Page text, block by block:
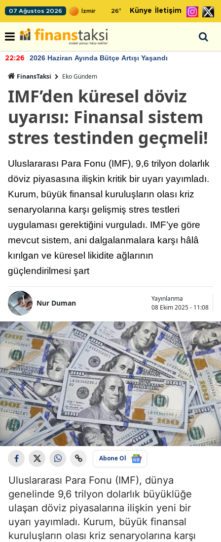
07 Ağustos 2026 26° Künye İletişim
22:26 2026 Haziran Ayında Bütçe Artışı Yaşandı
FinansTaksi Eko Gündem
IMF’den küresel döviz
uyarısı: Finansal sistem
stres testinden geçmeli!
Uluslararası Para Fonu (IMF), 9,6 trilyon dolarlık
döviz piyasasına ilişkin kritik bir uyarı yayımladı.
Kurum, büyük finansal kuruluşların olası kriz
senaryolarına karşı gelişmiş stres testleri
uygulaması gerektiğini vurguladı. IMF’ye göre
mevcut sistem, ani dalgalanmalara karşı hâlâ
kırılgan ve küresel likidite ağlarının
güçlendirilmesi şart
Nur Duman
Yayınlanma
08 Ekim 2025 - 11:08
Abone Ol
Uluslararası Para Fonu (IMF), dünya
genelinde 9,6 trilyon dolarlık büyüklüğe
ulaşan döviz piyasalarına ilişkin yeni bir
uyarı yayımladı. Kurum, büyük finansal
kuruluşların olası kriz senaryolarına karşı